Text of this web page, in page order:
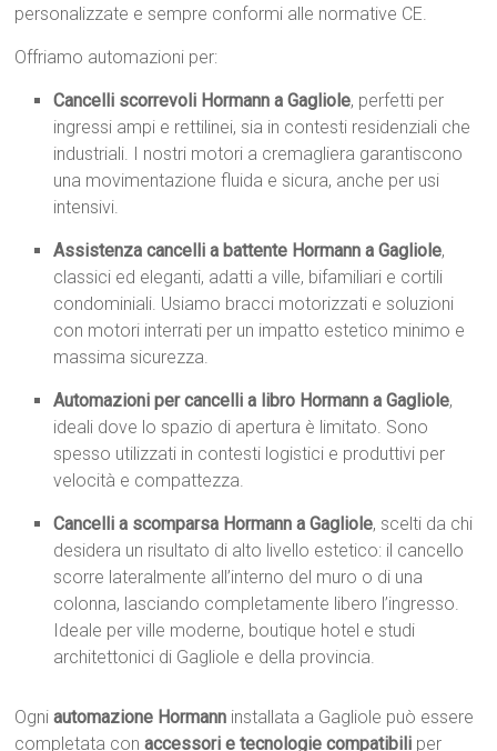
personalizzate e sempre conformi alle normative CE.
Offriamo automazioni per:
Cancelli scorrevoli Hormann a Gagliole, perfetti per
ingressi ampi e rettilinei, sia in contesti residenziali che
industriali. I nostri motori a cremagliera garantiscono
una movimentazione fluida e sicura, anche per usi
intensivi.
Assistenza cancelli a battente Hormann a Gagliole,
classici ed eleganti, adatti a ville, bifamiliari e cortili
condominiali. Usiamo bracci motorizzati e soluzioni
con motori interrati per un impatto estetico minimo e
massima sicurezza.
Automazioni per cancelli a libro Hormann a Gagliole,
ideali dove lo spazio di apertura è limitato. Sono
spesso utilizzati in contesti logistici e produttivi per
velocità e compattezza.
Cancelli a scomparsa Hormann a Gagliole, scelti da chi
desidera un risultato di alto livello estetico: il cancello
scorre lateralmente all’interno del muro o di una
colonna, lasciando completamente libero l’ingresso.
Ideale per ville moderne, boutique hotel e studi
architettonici di Gagliole e della provincia.
Ogniautomazione Hormann installata a Gagliole può essere
completata conaccessori e tecnologie compatibili per